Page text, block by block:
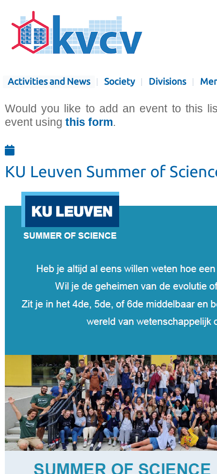
Activities and News Society Divisions
Would you like to add an event to this
event using this form.
KU Leuven Summer of